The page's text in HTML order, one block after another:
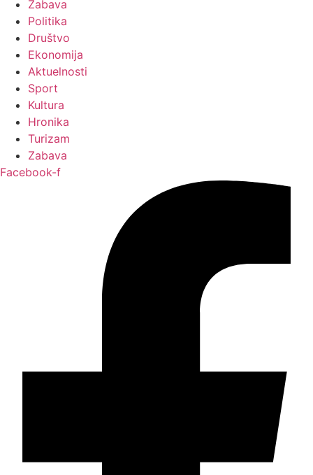
Zabava
Politika
Društvo
Ekonomija
Aktuelnosti
Sport
Kultura
Hronika
Turizam
Zabava
Facebook-f